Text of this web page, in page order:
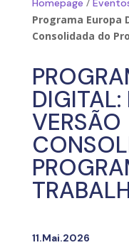
Homepage
Programa Europa
Consolidada do
VERSÃO
11.Mai.2026